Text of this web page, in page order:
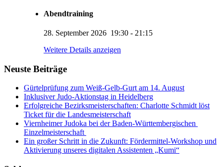
Abendtraining
28. September 2026 19:30 - 21:15
Weitere Details anzeigen
Neuste Beiträge
Gürtelprüfung zum Weiß-Gelb-Gurt am 14. August
Inklusiver Judo-Aktionstag in Heidelberg
Erfolgreiche Bezirksmeisterschaften: Charlotte Schmidt löst
Ticket für die Landesmeisterschaft
Viernheimer Judoka bei der Baden-Württembergischen
Einzelmeisterschaft
Ein großer Schritt in die Zukunft: Fördermittel-Workshop und
Aktivierung unseres digitalen Assistenten „Kumi“
KUMI – Dein KI-Assistent
1. Viernheimer Judo-Club e.V.